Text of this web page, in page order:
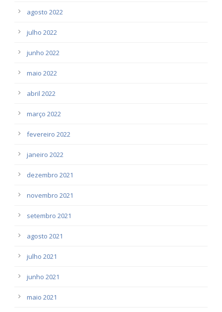
agosto 2022
julho 2022
junho 2022
maio 2022
abril 2022
março 2022
fevereiro 2022
janeiro 2022
dezembro 2021
novembro 2021
setembro 2021
agosto 2021
julho 2021
junho 2021
maio 2021